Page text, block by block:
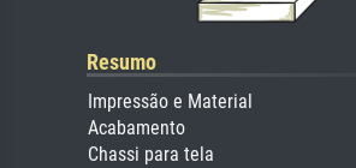
Resumo
Impressão e Material
Acabamento
Chassi para tela